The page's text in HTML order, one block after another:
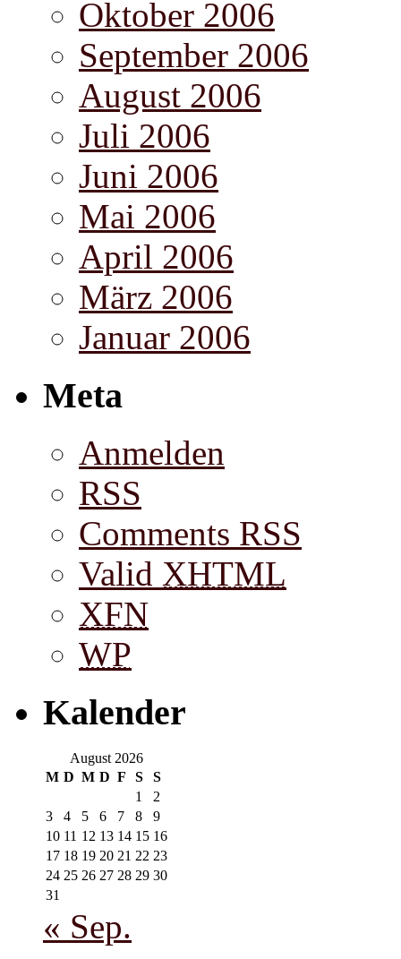
Oktober 2006
September 2006
August 2006
Juli 2006
Juni 2006
Mai 2006
April 2006
März 2006
Januar 2006
Meta
Anmelden
RSS
Comments RSS
Valid XHTML
XFN
WP
Kalender
August 2026
M D M D F S
S
1
2
3
4 5 6 7 8
9
10 11 12 13 14 15 16
17 18 19 20 21 22 23
24 25 26 27 28 29 30
31
« Sep.